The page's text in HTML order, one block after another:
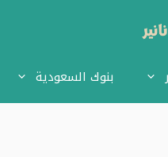
بنوك السعودية